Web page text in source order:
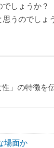
しょうか？
うのでしょ
」の特徴を
場面か